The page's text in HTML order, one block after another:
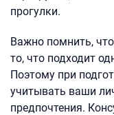
прогулки.
Важно помнить,
то, что подходит
Поэтому при
учитывать ваши
предпочтения.